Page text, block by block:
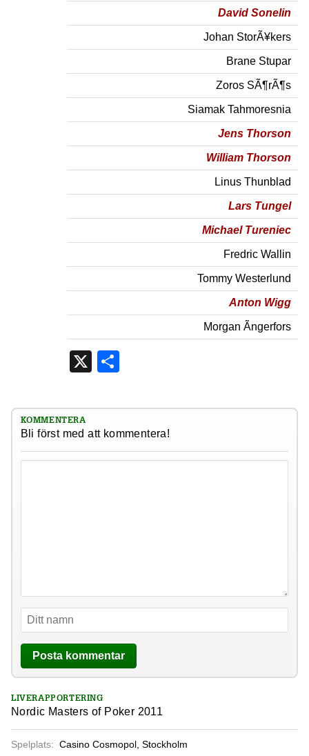
David Sonelin
Johan StorÃ¥kers
Brane Stupar
Zoros SÃ¶rÃ¶s
Siamak Tahmoresnia
Jens Thorson
William Thorson
Linus Thunblad
Lars Tungel
Michael Tureniec
Fredric Wallin
Tommy Westerlund
Anton Wigg
Morgan Ãngerfors
X
KOMMENTERA
Bli först med att kommentera!
LIVERAPPORTERING
Nordic Masters of Poker 2011
Spelplats: Casino Cosmopol, Stockholm